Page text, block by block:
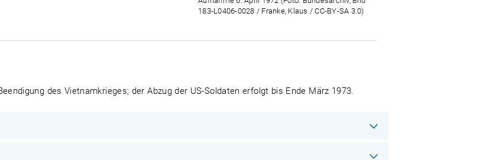
183-L0406-0028 / Franke, Klaus / CC-BY-SA 3.0)
des Vietnamkrieges; der Abzug der US-Soldaten erfolgt bis Ende März 1973.